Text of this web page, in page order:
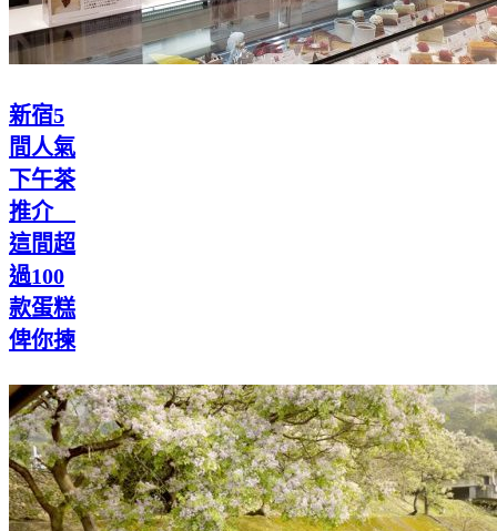
新宿5
間人氣
下午茶
推介
這間超
過100
款蛋糕
俾你揀